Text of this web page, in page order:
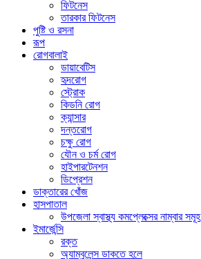
ফিটনেস
তারকার ফিটনেস
পুষ্টি ও রসনা
রূপ
রোগবালাই
ডায়াবেটিস
হৃদরোগ
স্ট্রোক
কিডনি রোগ
ক্যান্সার
দন্তরোগ
চক্ষু রোগ
যৌন ও চর্ম রোগ
হাইপারটেনশন
ডিপ্রেশন
ডাক্তারের খোঁজ
হাসপাতাল
উপজেলা স্বাস্থ্য কমপ্লেক্সের নাম্বার সমূহ
ইমার্জেন্সি
রক্ত
অ্যাম্বুলেন্স ডাকতে হলে